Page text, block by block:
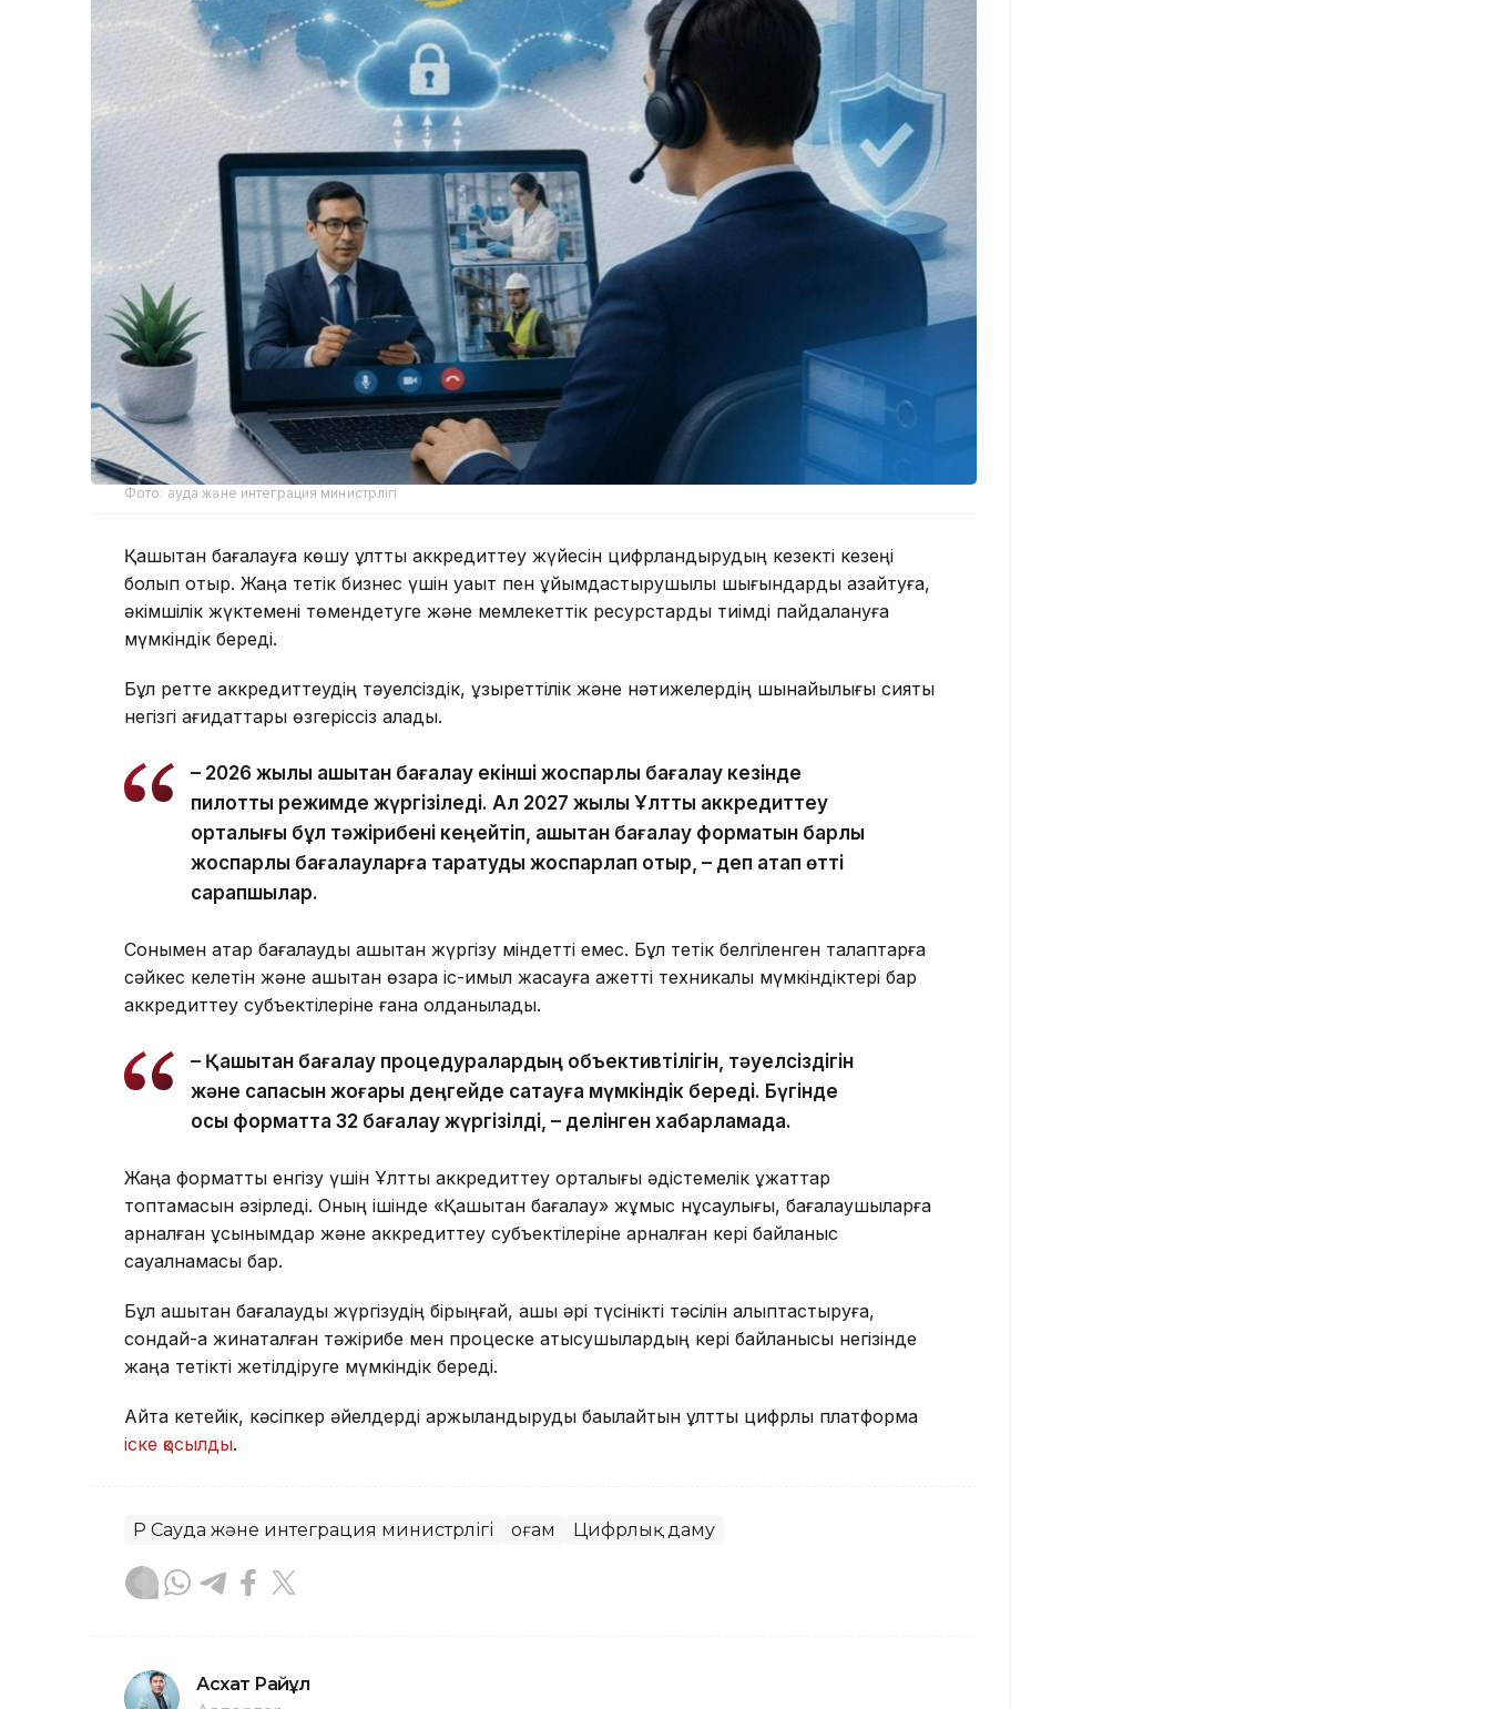
Фото: ауда және интеграция министрлігі
Қашықтан бағалауға көшу ұлттық аккредиттеу жүйесін цифрландырудың кезекті кезеңі
болып отыр. Жаңа тетік бизнес үшін уақыт пен ұйымдастырушылық шығындарды азайтуға,
әкімшілік жүктемені төмендетуге және мемлекеттік ресурстарды тиімді пайдалануға
мүмкіндік береді.
Бұл ретте аккредиттеудің тәуелсіздік, құзыреттілік және нәтижелердің шынайылығы сияқты
негізгі қағидаттары өзгеріссіз қалады.
– 2026 жылы қашықтан бағалау екінші жоспарлы бағалау кезінде
пилоттық режимде жүргізіледі. Ал 2027 жылы Ұлттық аккредиттеу
орталығы бұл тәжірибені кеңейтіп, қашықтан бағалау форматын барлық
жоспарлы бағалауларға таратуды жоспарлап отыр, – деп атап өтті
сарапшылар.
Сонымен қатар бағалауды қашықтан жүргізу міндетті емес. Бұл тетік белгіленген талаптарға
сәйкес келетін және қашықтан өзара іс-қимыл жасауға қажетті техникалық мүмкіндіктері бар
аккредиттеу субъектілеріне ғана қолданылады.
– Қашықтан бағалау процедуралардың объективтілігін, тәуелсіздігін
және сапасын жоғары деңгейде сақтауға мүмкіндік береді. Бүгінде
осы форматта 32 бағалау жүргізілді, – делінген хабарламада.
Жаңа форматты енгізу үшін Ұлттық аккредиттеу орталығы әдістемелік құжаттар
топтамасын әзірледі. Оның ішінде «Қашықтан бағалау» жұмыс нұсқаулығы, бағалаушыларға
арналған ұсынымдар және аккредиттеу субъектілеріне арналған кері байланыс
сауалнамасы бар.
Бұл қашықтан бағалауды жүргізудің бірыңғай, ашық әрі түсінікті тәсілін қалыптастыруға,
сондай-ақ жинақталған тәжірибе мен процеске қатысушылардың кері байланысы негізінде
жаңа тетікті жетілдіруге мүмкіндік береді.
Айта кетейік, кәсіпкер әйелдерді қаржыландыруды бақылайтын ұлттық цифрлық платформа
іске қосылды.
ҚР Сауда және интеграция министрлігі Қоғам Цифрлық даму
Асхат Райқұл